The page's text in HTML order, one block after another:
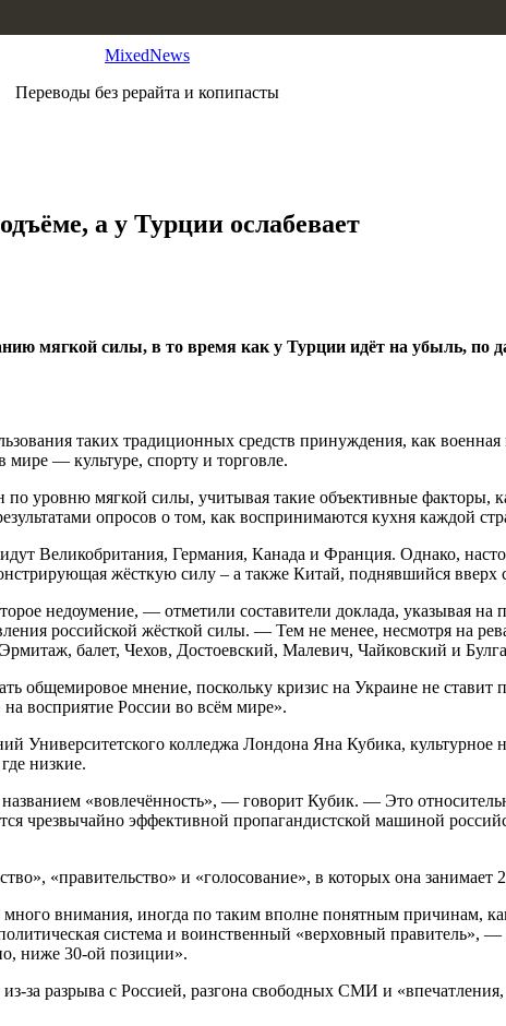
MixedNews
Переводы без рерайта и копипасты
а у Турции ослабевает
мягкой силы, в то время как у Турции идёт на убыль, по
таких традиционных средств принуждения, как
мире — культуре, спорту и торговле.
уровню мягкой силы, учитывая такие объективные факторы,
опросов о том, как воспринимаются кухня каждой
Великобритания, Германия, Канада и Франция. Однако,
жёсткую силу – а также Китай, поднявшийся вверх
недоумение, — отметили составители доклада, указывая
российской жёсткой силы. — Тем не менее, несмотря на
балет, Чехов, Достоевский, Малевич, Чайковский и
общемировое мнение, поскольку кризис на Украине не
восприятие России во всём мире».
Университетского колледжа Лондона Яна Кубика, культурное
низкие.
«вовлечённость», — говорит Кубик. — Это
эффективной пропагандистской машиной
«правительство» и «голосование», в которых она занимает
много внимания, иногда по таким вполне понятным причинам,
система и воинственный «верховный
ниже 30-ой позиции».
за разрыва с Россией, разгона свободных СМИ и